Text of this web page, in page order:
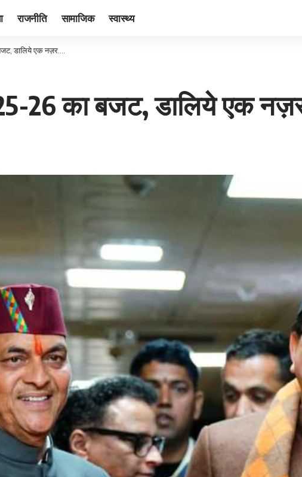
राजनीति सामाजिक स्वास्थ्य
डालिये एक नज़र….
26 का बजट, डालिये एक